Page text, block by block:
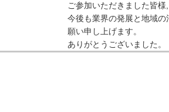
ご参加いただきました皆
今後も業界の発展と地域
願い申し上げます。
ありがとうございました。